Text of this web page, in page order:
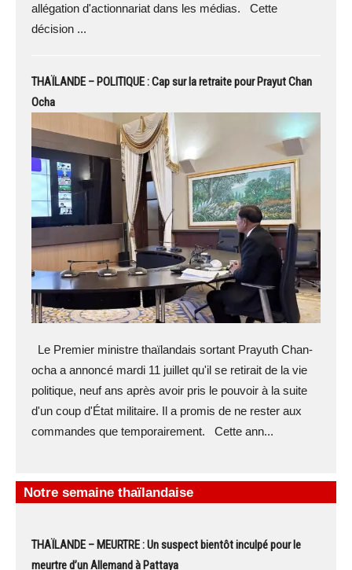
allégation d'actionnariat dans les médias. Cette
décision ...
THAÏLANDE – POLITIQUE : Cap sur la retraite pour Prayut Chan
Ocha
Le Premier ministre thaïlandais sortant Prayuth Chan-
ocha a annoncé mardi 11 juillet qu'il se retirait de la vie
politique, neuf ans après avoir pris le pouvoir à la suite
d'un coup d'État militaire. Il a promis de ne rester aux
commandes que temporairement. Cette ann...
Notre semaine thaïlandaise
THAÏLANDE – MEURTRE : Un suspect bientôt inculpé pour le
meurtre d’un Allemand à Pattaya